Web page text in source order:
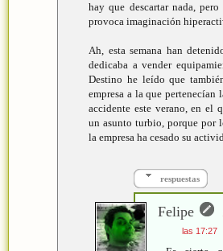
hay que descartar nada,
provoca imaginación
Ah, esta semana han
dedicaba a vender
Destino he leído que
empresa a la que
accidente este verano, en el
un asunto turbio, porque por
la empresa ha cesado su
respuestas
Felipe
las 17:27